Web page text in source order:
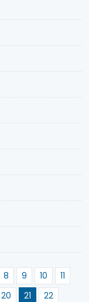
8 9 10
11
20 21
22